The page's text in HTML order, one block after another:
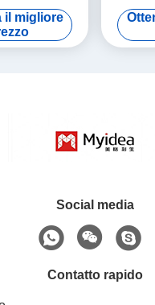
da letto a due
il migliore
in
Social media
Contatto rapido